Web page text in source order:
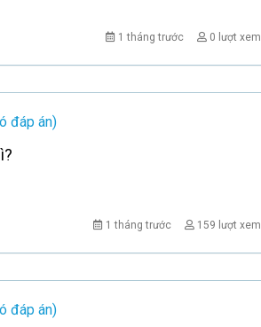
0 lượt xem
1 tháng trước
đáp án)
159 lượt xem
1 tháng trước
đáp án)